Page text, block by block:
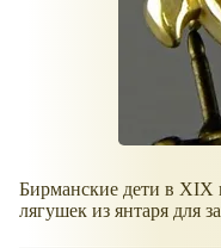
Бирманские дети в XIX
лягушек из янтаря для